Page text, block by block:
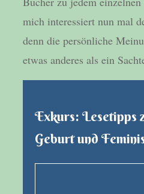
mich interessiert nun mal
denn die persönliche
etwas anderes als ein
Exkurs: Lesetipps
Geburt und